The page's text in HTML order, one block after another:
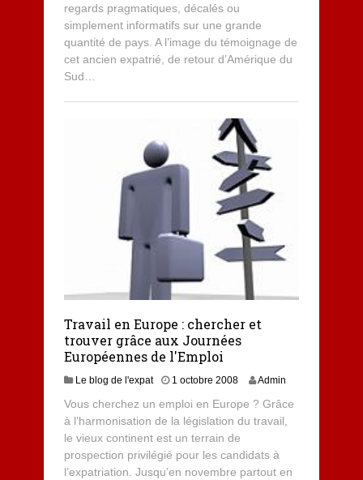
regards pragmatiques, décalés ou
simplement informatifs sur une grande
quantité de pays. A l’image du témoignage de
cet ancien expatrié, de retour d’Amérique du
Sud…
Travail en Europe : chercher et
trouver grâce aux Journées
Européennes de l'Emploi
Le blog de l'expat 1 octobre 2008 Admin
Vous cherchez un emploi en Europe ? Grâce
à l’harmonisation de la législation du travail,
le vieux continent est un terrain de
prospection privilégié pour les candidats à
l’expatriation. Jusqu’en novembre partout en